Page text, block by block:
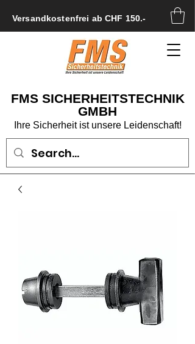
FMS SICHERHEITSTECHNIK
GMBH
Ihre Sicherheit ist unsere Leidenschaft!
Versandkostenfrei ab CHF 150.-